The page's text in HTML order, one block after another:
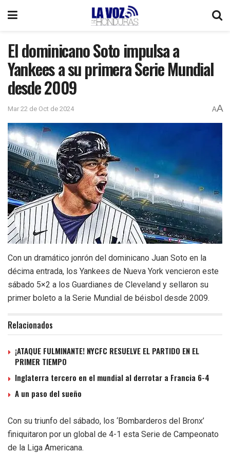
El dominicano Soto impulsa a
Yankees a su primera Serie Mundial
desde 2009
Mar 22 de Oct de 2024 AA
Con un dramático jonrón del dominicano Juan Soto en la
décima entrada, los Yankees de Nueva York vencieron este
sábado 5×2 a los Guardianes de Cleveland y sellaron su
primer boleto a la Serie Mundial de béisbol desde 2009.
Relacionados
¡ATAQUE FULMINANTE! NYCFC RESUELVE EL PARTIDO EN EL
PRIMER TIEMPO
Inglaterra tercero en el mundial al derrotar a Francia 6-4
A un paso del sueño
Con su triunfo del sábado, los ‘Bombarderos del Bronx’
finiquitaron por un global de 4-1 esta Serie de Campeonato
de la Liga Americana.